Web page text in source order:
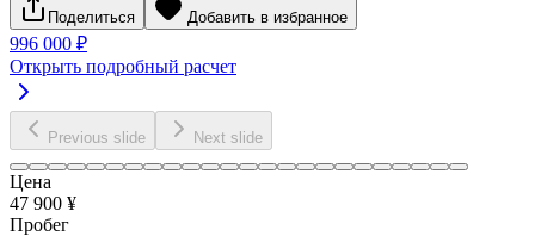
Поделиться Добавить в избранное
996 000 ₽
Открыть подробный расчет
Previous slide Next slide
Цена
47 900 ¥
Пробег